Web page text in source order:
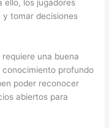
ello, los jugadores
y tomar decisiones
una buena
profundo
poder reconocer
abiertos para